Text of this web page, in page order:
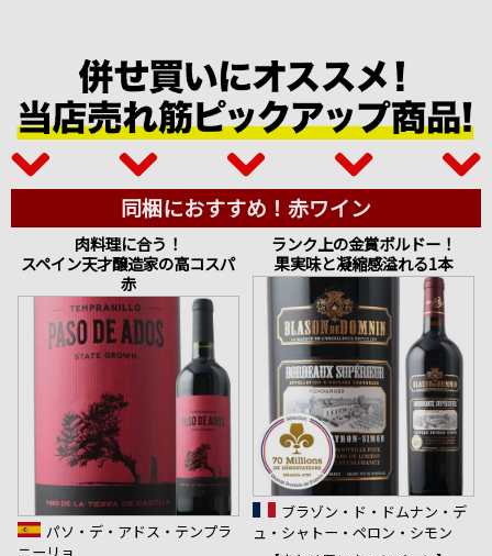
同梱におすすめ！赤ワイン
肉料理に合う！
スペイン天才醸造家の高コスパ
赤
パソ・デ・アドス・テンプラ
ランク上の金賞ボルドー！
果実味と凝縮感溢れる1本
ブラゾン・ド・ドムナン・デ
ュ・シャトー・ペロン・シモン